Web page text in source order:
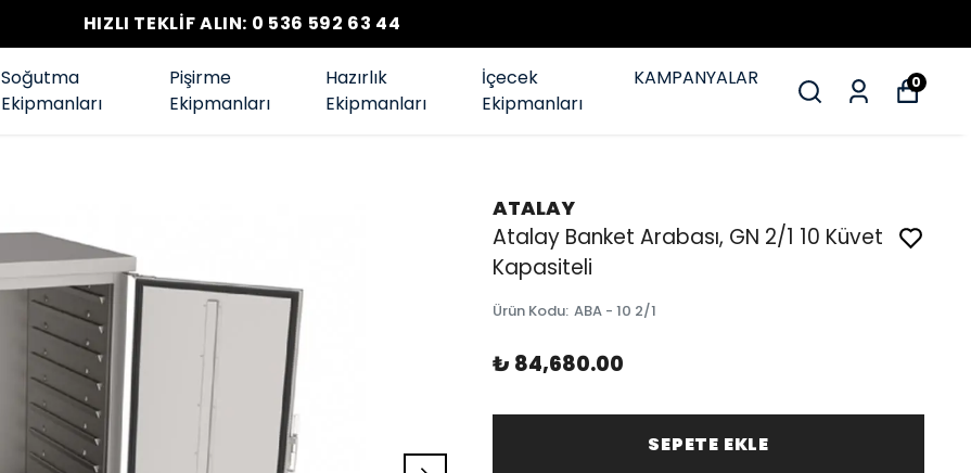
HIZLI TEKLİF ALIN: 0 536 592 63 44
Soğutma
Ekipmanları
Pişirme
Ekipmanları
Hazırlık
Ekipmanları
İçecek
Ekipmanları
KAMPANYALAR 0
ATALAY
Atalay Banket Arabası, GN 2/1 10 Küvet
Kapasiteli
Ürün Kodu: ABA - 10 2/1
₺ 84,680.00
SEPETE EKLE